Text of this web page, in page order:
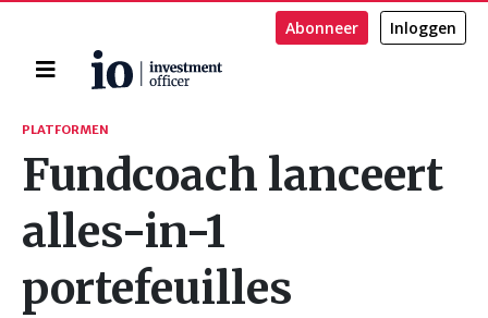
Home
Abonneer Inloggen
Zoeken
PLATFORMEN
Fundcoach lanceert
alles-in-1
portefeuilles